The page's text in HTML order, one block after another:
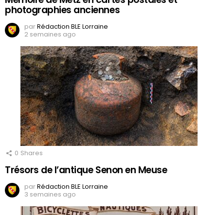
photographies anciennes
parRédaction BLE Lorraine
2 semaines ago
0 Shares
Trésors de l’antique Senon en Meuse
parRédaction BLE Lorraine
3 semaines ago